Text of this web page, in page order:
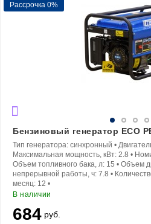
Рассрочка 0%
Бензиновый генератор ECO
Тип генератора: синхронный •
Максимальная мощность, кВт: 2.8 •
Объем топливного бака, л: 15 • Объем
непрерывной работы, ч: 7.8 •
месяц: 12 •
В наличии
684 руб.